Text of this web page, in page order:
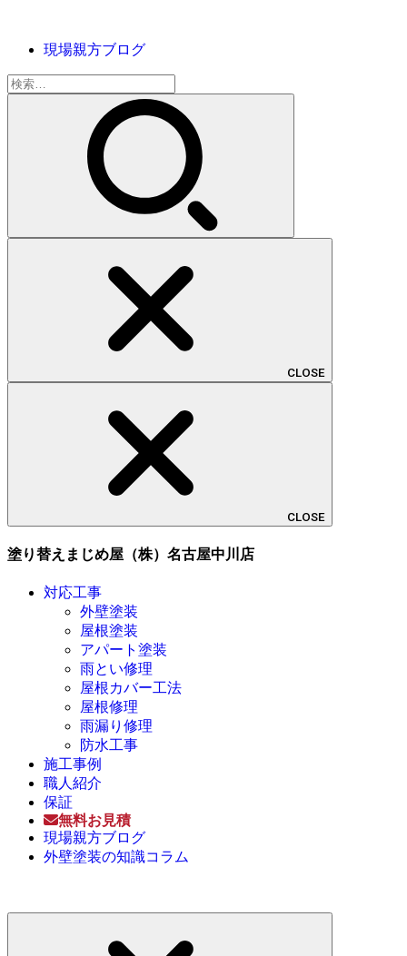
現場親方ブログ
検
索:
CLOSE
CLOSE
塗り替えまじめ屋（株）名古屋中川店
対応工事
外壁塗装
屋根塗装
アパート塗装
雨とい修理
屋根カバー工法
屋根修理
雨漏り修理
防水工事
施工事例
職人紹介
保証
無料お見積
現場親方ブログ
外壁塗装の知識コラム